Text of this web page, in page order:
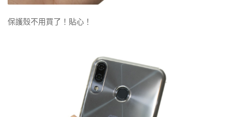
保護殼不用買了！貼心！